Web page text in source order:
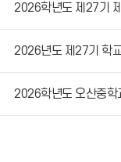
2026학년도 제27기
2026년도 제27기 학
2026학년도 오산중학